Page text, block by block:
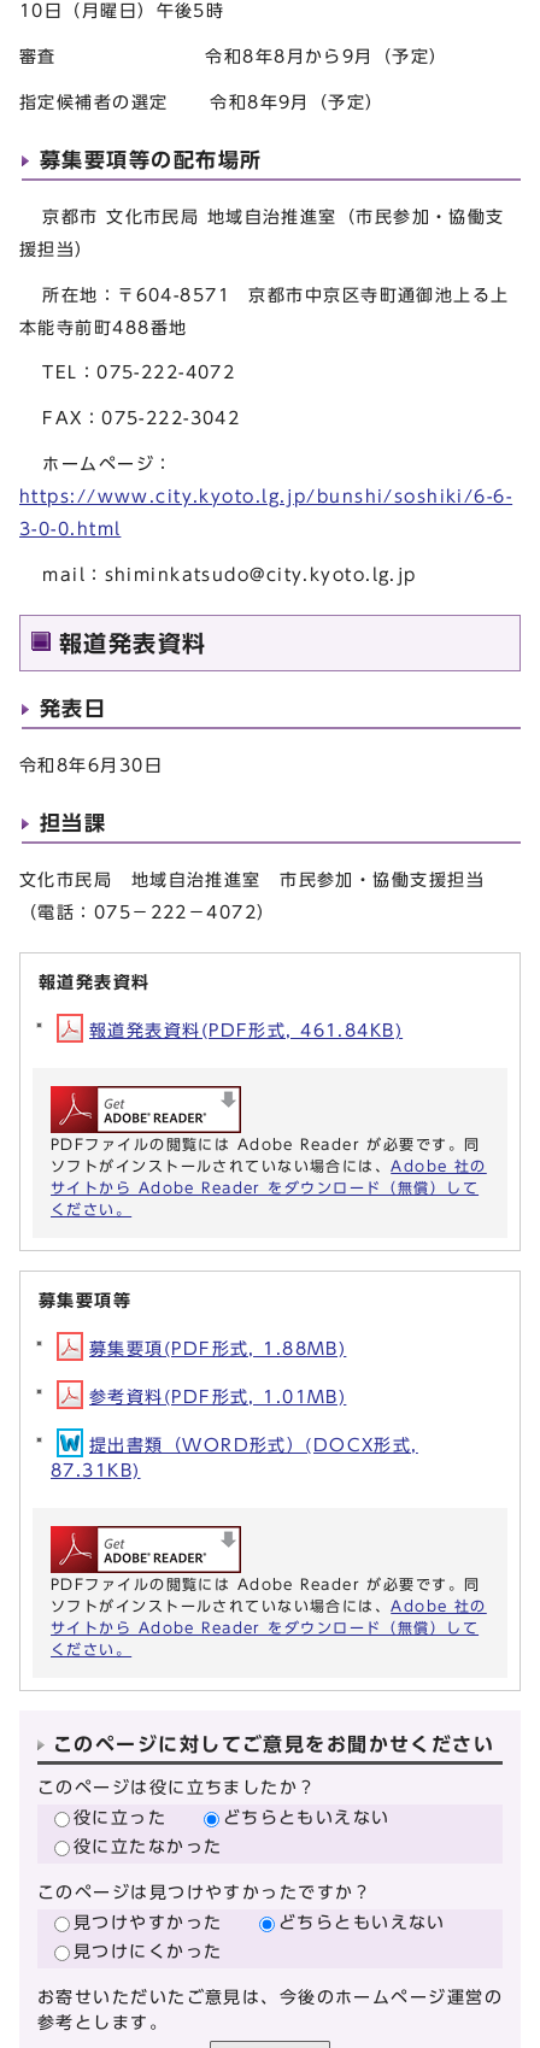
10日（月曜日）午後5時
審査 令和8年8月から9月（予定）
指定候補者の選定 令和8年9月（予定）
募集要項等の配布場所
京都市 文化市民局 地域自治推進室（市民参加・協働支
援担当）
所在地：〒604-8571 京都市中京区寺町通御池上る上
本能寺前町488番地
TEL：075-222-4072
FAX：075-222-3042
ホームページ：
https://www.city.kyoto.lg.jp/bunshi/soshiki/6-6-
3-0-0.html
mail： shiminkatsudo@city.kyoto.lg.jp
報道発表資料
発表日
令和8年6月30日
担当課
文化市民局 地域自治推進室 市民参加・協働支援担当
（電話：075－222－4072）
報道発表資料
報道発表資料(PDF形式, 461.84KB)
PDFファイルの閲覧には Adobe Reader が必要です。同
ソフトがインストールされていない場合には、 Adobe 社の
サイトから Adobe Reader をダウンロード（無償）して
ください。
募集要項等
募集要項(PDF形式, 1.88MB)
参考資料(PDF形式, 1.01MB)
提出書類（WORD形式）(DOCX形式,
87.31KB)
PDFファイルの閲覧には Adobe Reader が必要です。同
ソフトがインストールされていない場合には、 Adobe 社の
サイトから Adobe Reader をダウンロード（無償）して
ください。
このページに対してご意見をお聞かせください
このページは役に立ちましたか？
役に立った
どちらともいえない
役に立たなかった
このページは見つけやすかったですか？
見つけやすかった
どちらともいえない
見つけにくかった
お寄せいただいたご意見は、今後のホームページ運営の
参考とします。